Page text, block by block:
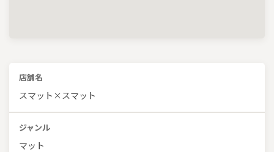
店舗名
スマット×スマット
ジャンル
マット